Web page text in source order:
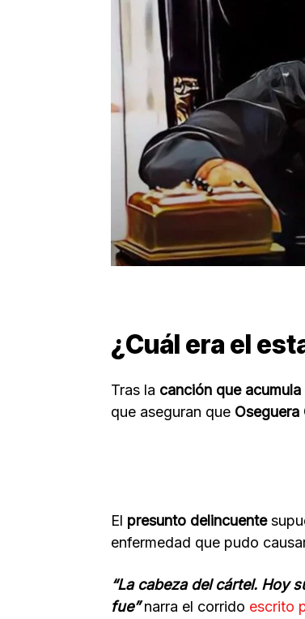
¿Cuál era el
Tras la canción que
que aseguran que
El presunto delincuente
enfermedad que pudo
“La cabeza del cártel. Hoy
fue” narra el corrido escrito